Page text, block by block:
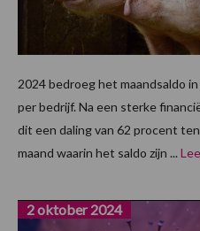
2024 bedroeg het maandsaldo
per bedrijf. Na een sterke
dit een daling van 62 procent
maand waarin het saldo zijn ...
2 oktober 2024